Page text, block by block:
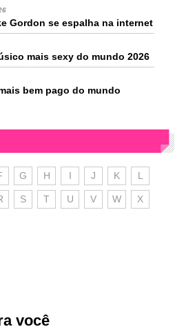
Gordon se espalha na internet
mais sexy do mundo 2026
bem pago do mundo
G H I J K L
S T U V W X
você